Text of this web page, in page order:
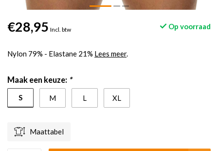
€28,95 Incl. btw Op voorraad
Nylon 79% - Elastane 21% Lees meer.
Maak een keuze: *
S M L XL
Maattabel